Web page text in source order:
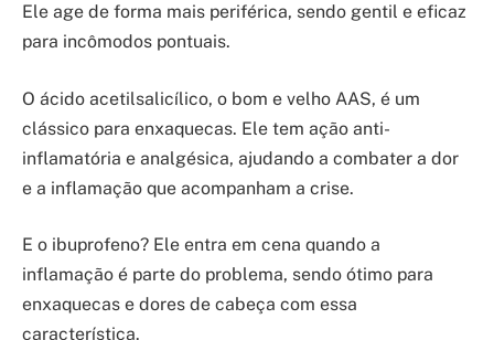
Ele age de forma mais periférica, sendo gentil e eficaz
para incômodos pontuais.
O ácido acetilsalicílico, o bom e velho AAS, é um
clássico para enxaquecas. Ele tem ação anti-
inflamatória e analgésica, ajudando a combater a dor
e a inflamação que acompanham a crise.
E o ibuprofeno? Ele entra em cena quando a
inflamação é parte do problema, sendo ótimo para
enxaquecas e dores de cabeça com essa
característica.